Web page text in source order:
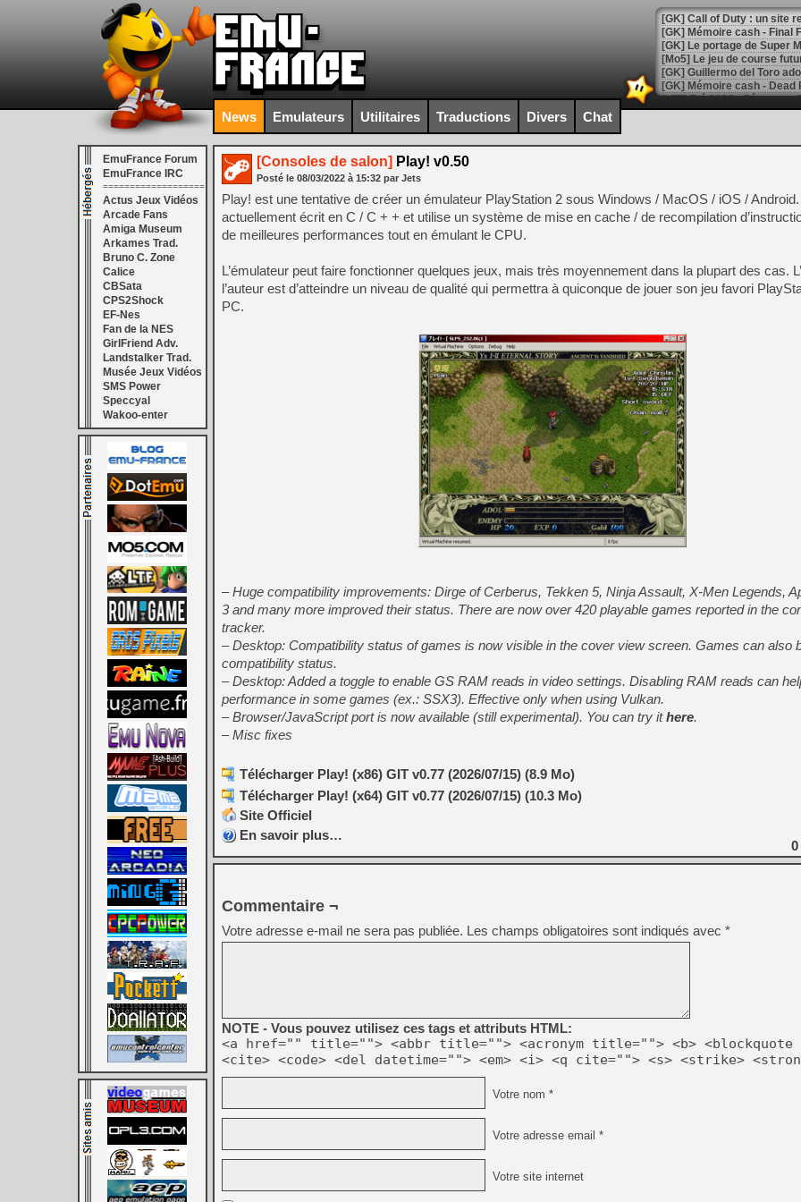
[GK] Le portage de Super
[Mo5] Le jeu de course
[GK] Guillermo del Toro
[LTF] Eté 2026 - Séquence
[GK] Mistfall Hunter :
[GK] Wo Long 2 évolue
[GK] Crossfire : un TPS à
[LS] [PS5] Premiers
[Mo5] DOOM arrive en
[GK] Bethesda fête les 30
[GK] Roblox : l'action en
[GK] Agenda - GeForce
[GK] Devolver Digital en a
[LS] [PS5] ps5-y2jb-
[GK] Pourquoi Marvel
[GK] Test : Restory : Chill
[GK] GTA 6 : Rockstar
[GK] Hot Wheels Infinite
[GK] Mémoire cash -
[GK] Résultats Nintendo :
[GK] Déjà des
[Mo5] Brickboy cherche à
[GK] Minecraft et ses «
[GK] Beast of
[GK] Ubisoft : fin de partie
[GK] Mémoire cash -
[GK] Dan Houser (GTA)
[GK] Comment EA Sports
[GK] Crimson Moon : un
[GK] Isle of Reveries : le
[GK] Moonlighter 2 : The
News Emulateurs Utilitaires Traductions Divers Chat
EmuFrance Forum
EmuFrance IRC
===================
Actus Jeux Vidéos
Arcade Fans
Amiga Museum
Arkames Trad.
Bruno C. Zone
Calice
CBSata
CPS2Shock
EF-Nes
Fan de la NES
GirlFriend Adv.
Landstalker Trad.
Musée Jeux Vidéos
SMS Power
Speccyal
Wakoo-enter
[Consoles de salon] Play! v0.50
Posté le 08/03/2022 à 15:32 par Jets
Play! est une tentative de créer un émulateur PlayStation 2 sous Windows / MacOS / iOS /
actuellement écrit en C / C + + et utilise un système de mise en cache / de recompilation
de meilleures performances tout en émulant le CPU.
L’émulateur peut faire fonctionner quelques jeux, mais très moyennement dans la plupart des cas.
l’auteur est d’atteindre un niveau de qualité qui permettra à quiconque de jouer son jeu favori
PC.
– Huge compatibility improvements: Dirge of Cerberus, Tekken 5, Ninja Assault, X-Men Legends,
3 and many more improved their status. There are now over 420 playable games reported in the
tracker.
– Desktop: Compatibility status of games is now visible in the cover view screen. Games can also
compatibility status.
– Desktop: Added a toggle to enable GS RAM reads in video settings. Disabling RAM reads can
performance in some games (ex.: SSX3). Effective only when using Vulkan.
– Browser/JavaScript port is now available (still experimental). You can try ithere.
– Misc fixes
Télécharger Play! (x86) GIT v0.77 (2026/07/15) (8.9 Mo)
Télécharger Play! (x64) GIT v0.77 (2026/07/15) (10.3 Mo)
Site Officiel
En savoir plus…
0
Commentaire ¬
Votre adresse e-mail ne sera pas publiée. Les champs obligatoires sont indiqués avec *
NOTE - Vous pouvez utilisez ces tags et attributs HTML:
<a href="" title=""> <abbr title=""> <acronym title=""> <b> <blockquote
<cite> <code> <del datetime=""> <em> <i> <q cite=""> <s> <strike>
Votre nom *
Votre adresse email *
Votre site internet